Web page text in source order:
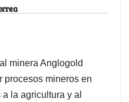
minera Anglogold
procesos mineros en
la agricultura y al